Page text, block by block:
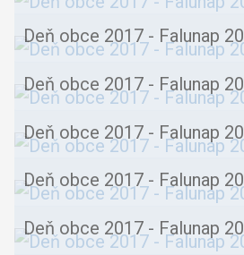
Deň obce 2017 - Falunap
Deň obce 2017 - Falunap
Deň obce 2017 - Falunap
Deň obce 2017 - Falunap
Deň obce 2017 - Falunap